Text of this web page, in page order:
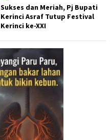
Sukses dan Meriah, Pj Bupati
Kerinci Asraf Tutup Festival
Kerinci ke-XXI